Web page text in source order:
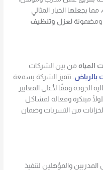
يجعلها الخيار المثالي
ومضمونة لعزل وتنظيف
المياه من بين الشركات
بالرياض . تتميز الشركة بسمعة
وفقًا لأعلى المعايير
مبتكرة وفعالة لمشاكل
من التسربات وضمان
والمؤهلين لتنفيذ